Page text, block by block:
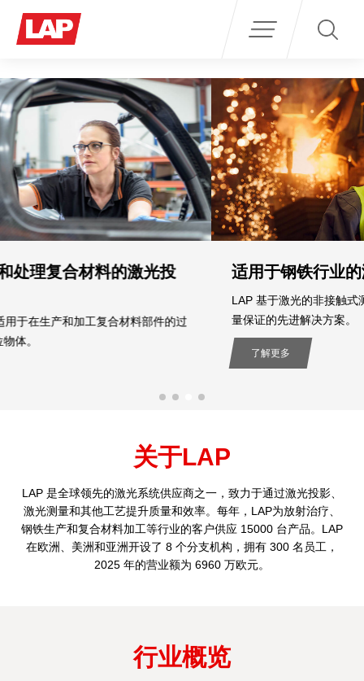
过
适用于钢铁行业的激光测量系统
LAP 基于激光的非接触式测量系统是轧钢厂用于实现非接触
量保证的先进解决方案。
关于LAP
LAP 是全球领先的激光系统供应商之一，致力于通过激光投影、
激光测量和其他工艺提升质量和效率。每年，LAP为放射治疗、
钢铁生产和复合材料加工等行业的客户供应 15000 台产品。LAP
在欧洲、美洲和亚洲开设了 8 个分支机构，拥有 300 名员工，
2025 年的营业额为 6960 万欧元。
行业概览